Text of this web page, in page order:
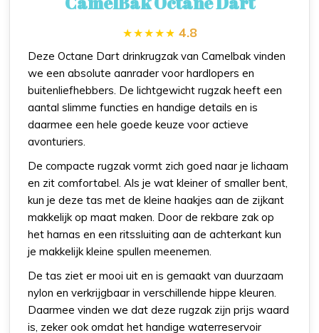
4.8
Deze Octane Dart drinkrugzak van Camelbak vinden
we een absolute aanrader voor hardlopers en
buitenliefhebbers. De lichtgewicht rugzak heeft een
aantal slimme functies en handige details en is
daarmee een hele goede keuze voor actieve
avonturiers.
De compacte rugzak vormt zich goed naar je lichaam
en zit comfortabel. Als je wat kleiner of smaller bent,
kun je deze tas met de kleine haakjes aan de zijkant
makkelijk op maat maken. Door de rekbare zak op
het harnas en een ritssluiting aan de achterkant kun
je makkelijk kleine spullen meenemen.
De tas ziet er mooi uit en is gemaakt van duurzaam
nylon en verkrijgbaar in verschillende hippe kleuren.
Daarmee vinden we dat deze rugzak zijn prijs waard
is, zeker ook omdat het handige waterreservoir